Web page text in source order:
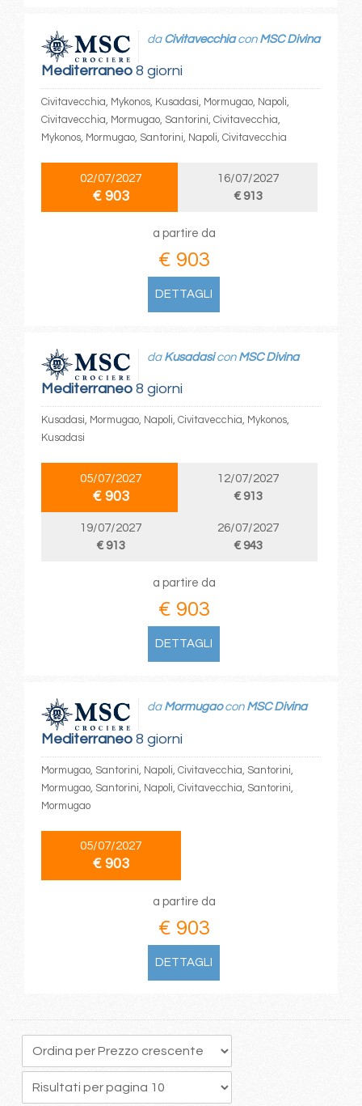
Mediterraneo8 giorni
da Civitavecchiacon MSC Divina
Civitavecchia, Mykonos, Kusadasi, Mormugao, Napoli,
Civitavecchia, Mormugao, Santorini, Civitavecchia,
Mykonos, Mormugao, Santorini, Napoli, Civitavecchia
02/07/2027
€ 903
16/07/2027
€ 913
a partire da
€ 903
DETTAGLI
Mediterraneo8 giorni
da Kusadasicon MSC Divina
Kusadasi, Mormugao, Napoli, Civitavecchia, Mykonos,
Kusadasi
05/07/2027
€ 903
12/07/2027
€ 913
19/07/2027
€ 913
26/07/2027
€ 943
a partire da
€ 903
DETTAGLI
Mediterraneo8 giorni
da Mormugaocon MSC Divina
Mormugao, Santorini, Napoli, Civitavecchia, Santorini,
Mormugao, Santorini, Napoli, Civitavecchia, Santorini,
Mormugao
05/07/2027
€ 903
a partire da
€ 903
DETTAGLI